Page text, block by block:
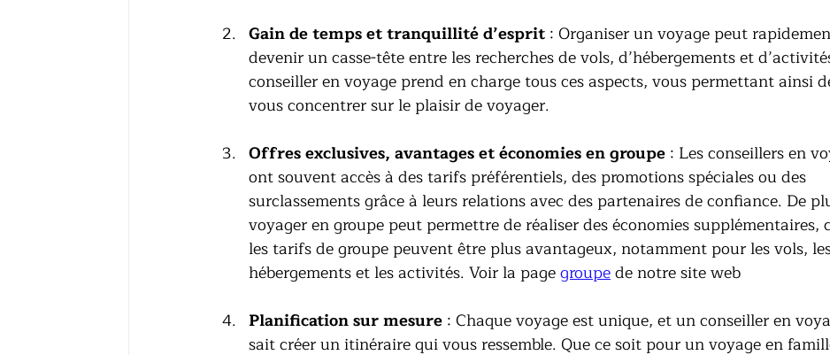
Gain de temps et tranquillité d’esprit : Organiser un voyage peut
devenir un casse-tête entre les recherches de vols, d’hébergements et
conseiller en voyage prend en charge tous ces aspects, vous permettant ainsi
vous concentrer sur le plaisir de voyager.
Offres exclusives, avantages et économies en groupe : Les conseillers en
ont souvent accès à des tarifs préférentiels, des promotions spéciales ou des
surclassements grâce à leurs relations avec des partenaires de confiance. De
voyager en groupe peut permettre de réaliser des économies supplémentaires,
les tarifs de groupe peuvent être plus avantageux, notamment pour les vols,
hébergements et les activités. Voir la page groupe de notre site web
Planification sur mesure : Chaque voyage est unique, et un conseiller en
sait créer un itinéraire qui vous ressemble. Que ce soit pour un voyage en